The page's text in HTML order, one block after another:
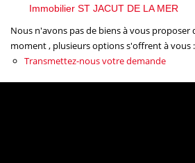
CONTACT
EXTRANET
Immobilier ST JACUT DE LA MER
Nous n'avons pas de biens à vous proposer
moment , plusieurs options s'offrent à vous :
Transmettez-nous votre demande